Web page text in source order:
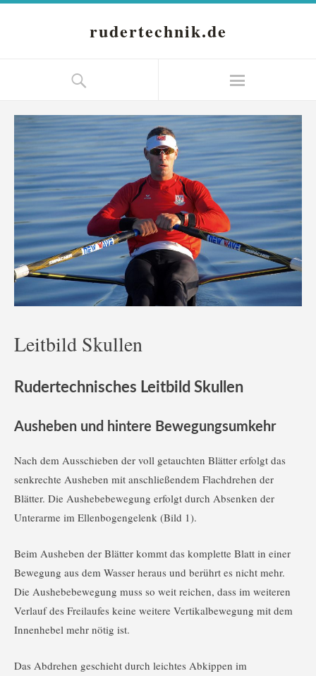
rudertechnik.de
Leitbild Skullen
Rudertechnisches Leitbild Skullen
Ausheben und hintere Bewegungsumkehr
Nach dem Ausschieben der voll getauchten Blätter erfolgt das
senkrechte Ausheben mit anschließendem Flachdrehen der
Blätter. Die Aushebebewegung erfolgt durch Absenken der
Unterarme im Ellenbogengelenk (Bild 1).
Beim Ausheben der Blätter kommt das komplette Blatt in einer
Bewegung aus dem Wasser heraus und berührt es nicht mehr.
Die Aushebebewegung muss so weit reichen, dass im weiteren
Verlauf des Freilaufes keine weitere Vertikalbewegung mit dem
Innenhebel mehr nötig ist.
Das Abdrehen geschieht durch leichtes Abkippen im